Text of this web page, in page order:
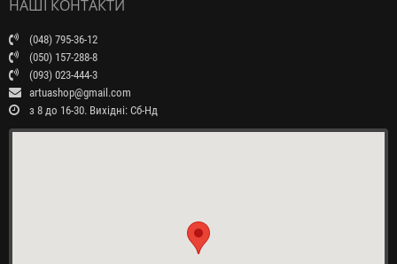
НАШІ КОНТАКТИ
(048) 795-36-12
(050) 157-288-8
(093) 023-444-3
artuashop@gmail.com
з 8 до 16-30. Вихідні: Сб-Нд